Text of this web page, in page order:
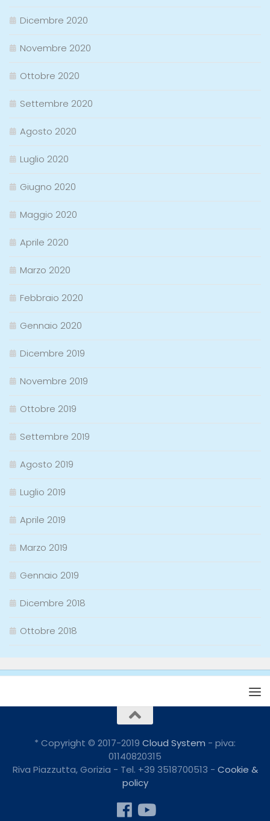
Dicembre 2020
Novembre 2020
Ottobre 2020
Settembre 2020
Agosto 2020
Luglio 2020
Giugno 2020
Maggio 2020
Aprile 2020
Marzo 2020
Febbraio 2020
Gennaio 2020
Dicembre 2019
Novembre 2019
Ottobre 2019
Settembre 2019
Agosto 2019
Luglio 2019
Aprile 2019
Marzo 2019
Gennaio 2019
Dicembre 2018
Ottobre 2018
* Copyright © 2017-2019 Cloud System - piva:
01140820315
Riva Piazzutta, Gorizia - Tel. +39 3518700513 - Cookie &
policy